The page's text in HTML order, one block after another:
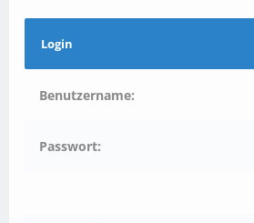
Login
Benutzername:
Passwort: